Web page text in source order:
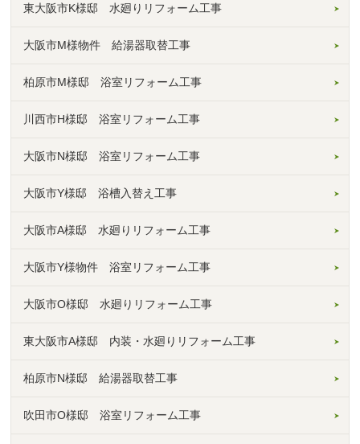
東大阪市K様邸 水廻りリフォーム工事
大阪市M様物件 給湯器取替工事
柏原市M様邸 浴室リフォーム工事
川西市H様邸 浴室リフォーム工事
大阪市N様邸 浴室リフォーム工事
大阪市Y様邸 浴槽入替え工事
大阪市A様邸 水廻りリフォーム工事
大阪市Y様物件 浴室リフォーム工事
大阪市O様邸 水廻りリフォーム工事
東大阪市A様邸 内装・水廻りリフォーム工事
柏原市N様邸 給湯器取替工事
吹田市O様邸 浴室リフォーム工事